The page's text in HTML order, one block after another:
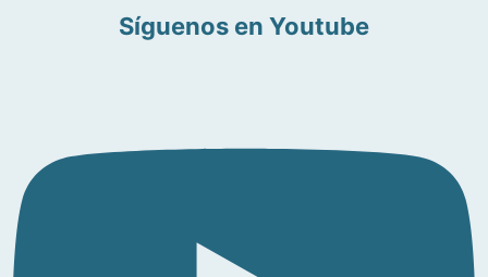
Síguenos en Youtube